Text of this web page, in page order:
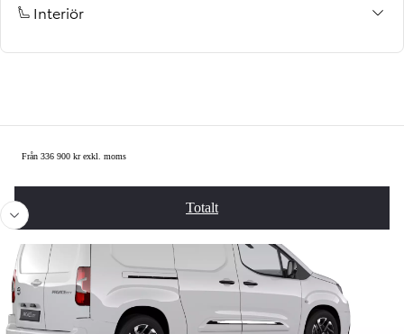
Interiör
Från 336 900 kr exkl. moms
Totalt
Summering
Föregående